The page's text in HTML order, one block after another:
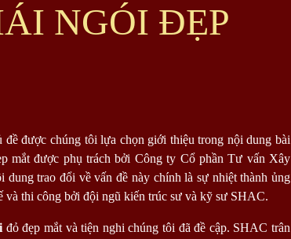
NGÓI ĐẸP
đề được chúng tôi lựa chọn giới thiệu trong nội dung bài
mắt được phụ trách bởi Công ty Cổ phần Tư vấn Xây
trao đổi về vấn đề này chính là sự nhiệt thành ủng
và thi công bởi đội ngũ kiến trúc sư và kỹ sư SHAC.
đỏ đẹp mắt và tiện nghi chúng tôi đã đề cập. SHAC trân